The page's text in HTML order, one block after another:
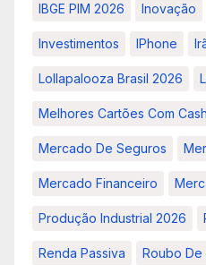
IBGE PIM 2026 Inovação
Investimentos IPhone
Lollapalooza Brasil 2026
Melhores Cartões Com
Mercado De Seguros
Mercado Financeiro
Produção Industrial 2026
Renda Passiva Roubo De